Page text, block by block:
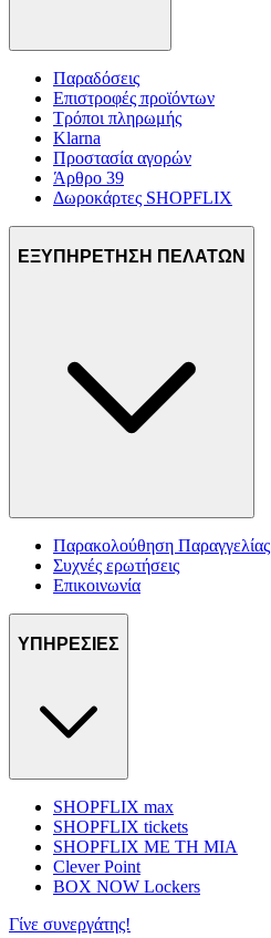
Παραδόσεις
Επιστροφές προϊόντων
Τρόποι πληρωμής
Klarna
Προστασία αγορών
Άρθρο 39
Δωροκάρτες SHOPFLIX
ΕΞΥΠΗΡΕΤΗΣΗ ΠΕΛΑΤΩΝ
Παρακολούθηση Παραγγελίας
Συχνές ερωτήσεις
Επικοινωνία
ΥΠΗΡΕΣΙΕΣ
SHOPFLIX max
SHOPFLIX tickets
SHOPFLIX ΜΕ ΤΗ ΜΙΑ
Clever Point
BOX NOW Lockers
Γίνε συνεργάτης!